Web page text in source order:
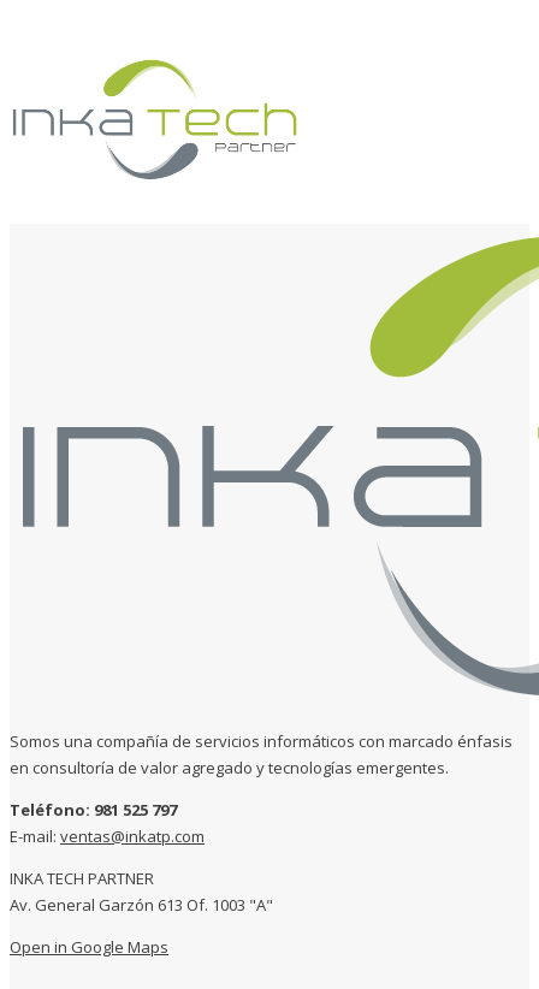
Somos una compañía de servicios informáticos con marcado énfasis
en consultoría de valor agregado y tecnologías emergentes.
Teléfono: 981 525 797
E-mail: ventas@inkatp.com
INKA TECH PARTNER
Av. General Garzón 613 Of. 1003 "A"
Open in Google Maps